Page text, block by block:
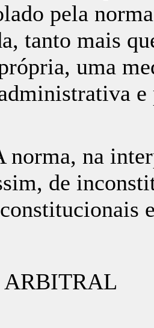
pela
tanto mais
uma
e
na
de
ARBITRAL